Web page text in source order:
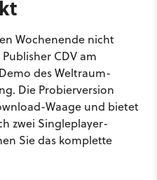
Wochenende nicht
CDV am
des Weltraum-
Die Probierversion
Waage und bietet
zwei Singleplayer-
Sie das komplette